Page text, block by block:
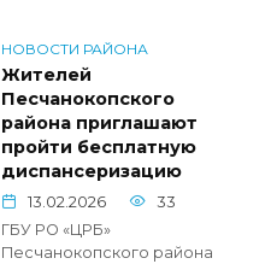
НОВОСТИ РАЙОНА
Жителей
Песчанокопского
района приглашают
пройти бесплатную
диспансеризацию
13.02.2026
33
ГБУ РО «ЦРБ»
Песчанокопского района